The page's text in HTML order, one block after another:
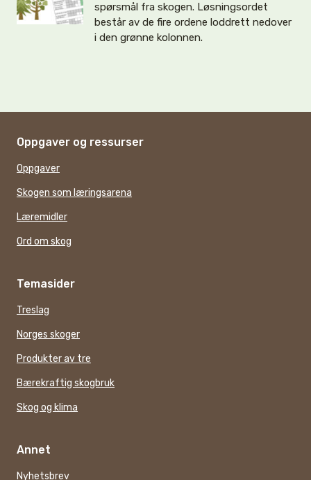
spørsmål fra skogen. Løsningsordet
består av de fire ordene loddrett nedover
i den grønne kolonnen.
Oppgaver og ressurser
Oppgaver
Skogen som læringsarena
Læremidler
Ord om skog
Temasider
Treslag
Norges skoger
Produkter av tre
Bærekraftig skogbruk
Skog og klima
Annet
Nyhetsbrev